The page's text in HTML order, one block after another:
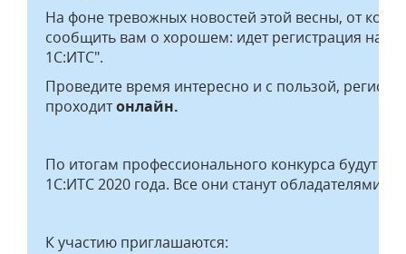
На фоне тревожных новостей этой весны, от
сообщить вам о хорошем: идет регистрация на
1С:ИТС".
Проведите время интересно и с пользой,
проходитонлайн.
По итогам профессионального конкурса будут
1С:ИТС 2020 года. Все они станут обладателями
К участию приглашаются: